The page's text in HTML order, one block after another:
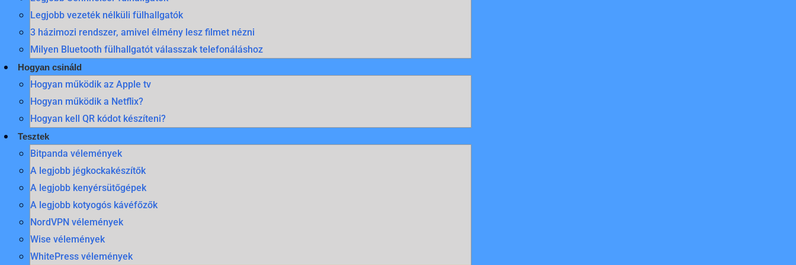
Legjobb vezeték nélküli fülhallgatók
3 házimozi rendszer, amivel élmény lesz filmet nézni
Milyen Bluetooth fülhallgatót válasszak telefonáláshoz
Hogyan csináld
Hogyan működik az Apple tv
Hogyan működik a Netflix?
Hogyan kell QR kódot készíteni?
Tesztek
Bitpanda vélemények
A legjobb jégkockakészítők
A legjobb kenyérsütőgépek
A legjobb kotyogós kávéfőzők
NordVPN vélemények
Wise vélemények
WhitePress vélemények